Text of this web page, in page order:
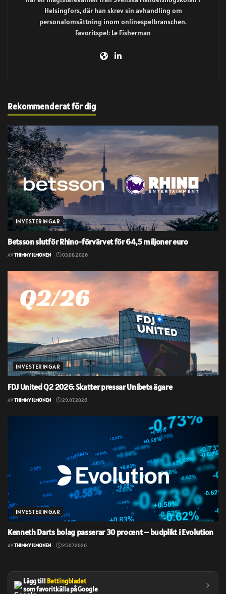
Helsingfors, där han skrev sin avhandling om
personalomsättning inom onlinespelbranschen.
Favoritspel: Le Fisherman
Rekommenderat för dig
INVESTERINGAR
Betsson slutför Rhino-förvärvet för 64,5 miljoner euro
AVTHIMMY ILMONEN 03.08.2026
INVESTERINGAR
FDJ United Q2 2026: Skatter pressar Unibets ägare
AVTHIMMY ILMONEN 29.07.2026
INVESTERINGAR
Kenneth Darts bolag passerar 30 procent – budplikt i Evolution
AVTHIMMY ILMONEN 25.07.2026
Lägg till Bettingbladet
som favoritkälla på Google